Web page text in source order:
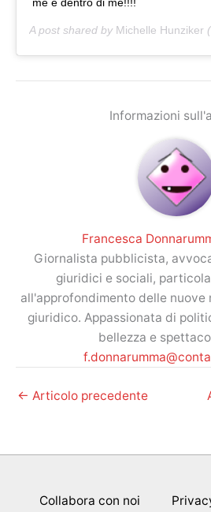
A post shared by Michelle Hunziker
Informazioni
Francesca
Giornalista pubblicista,
giuridici e sociali,
all'approfondimento delle
giuridico. Appassionata di
bellezza e
← Articolo precedente
Collabora con noi